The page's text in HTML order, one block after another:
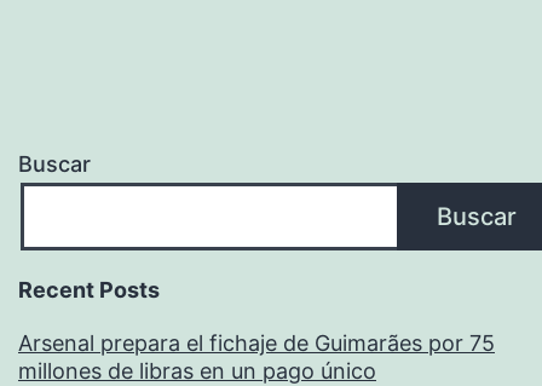
Buscar
Buscar
Recent Posts
Arsenal prepara el fichaje de Guimarães por 75
millones de libras en un pago único